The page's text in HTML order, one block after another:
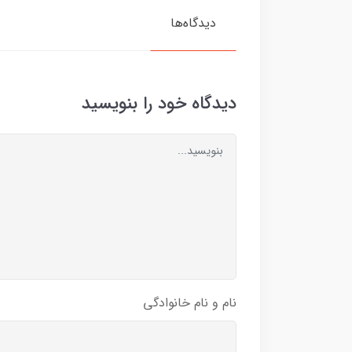
دیدگاه‌ها
دیدگاه خود را بنویسید
نام و نام خانوادگی